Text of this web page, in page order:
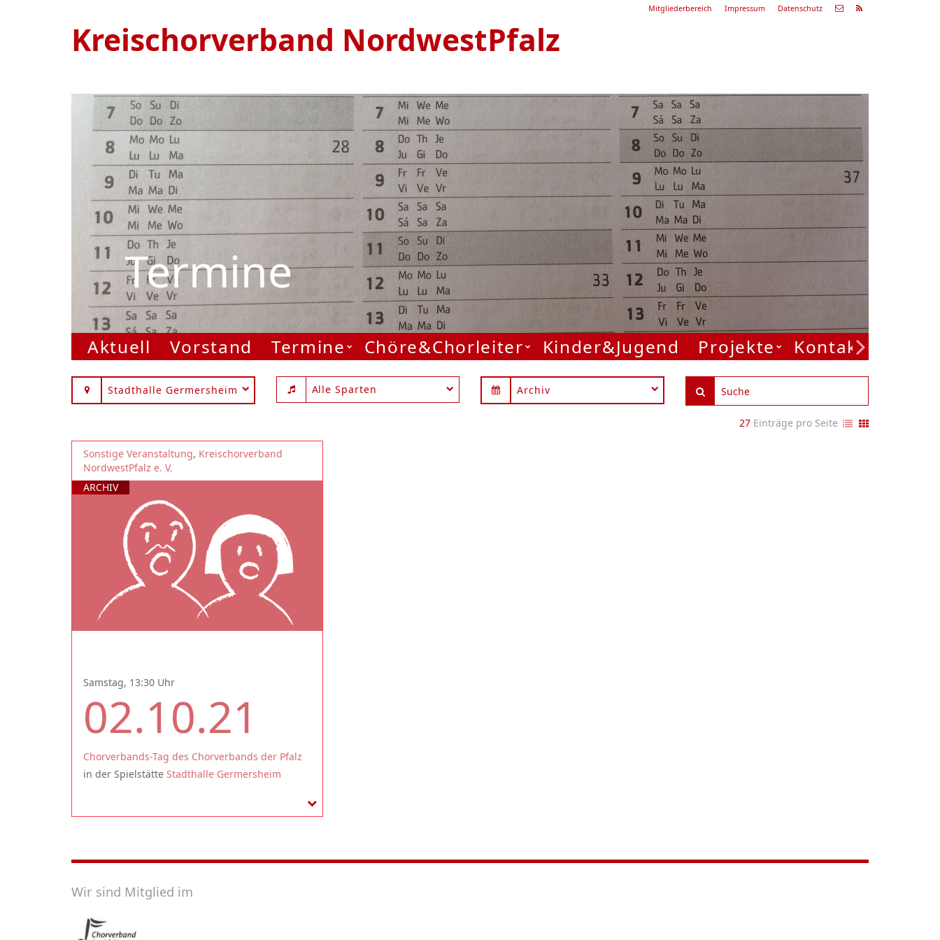
Mitgliederbereich Impressum Datenschutz
Kreischorverband NordwestPfalz
Termine
Veranstaltung
29.08.26
Sommerkonzert
19:00 Uhr
Zum Konzert
Aktuell Vorstand Termine Chöre&Chorleiter Kinder&Jugend Projekte Kontakt
Stadthalle Germersheim Alle Sparten Archiv
27 Einträge pro Seite
Sonstige Veranstaltung, Kreischorverband
NordwestPfalz e. V.
ARCHIV
Samstag, 13:30 Uhr
02.10.21
Chorverbands-Tag des Chorverbands der Pfalz
in der Spielstätte Stadthalle Germersheim
Wir sind Mitglied im